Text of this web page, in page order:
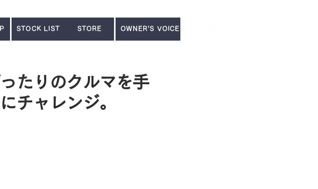
STOCK LIST STORE OWNER'S VOICE
たりのクルマを手
チャレンジ。